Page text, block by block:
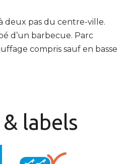
deux pas du centre-ville.
d’un barbecue. Parc
compris sauf en basse
labels